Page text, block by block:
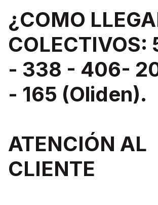
¿COMO
COLECTIVOS:
- 338 - 406-
- 165 (Oliden).
ATENCIÓN AL
CLIENTE